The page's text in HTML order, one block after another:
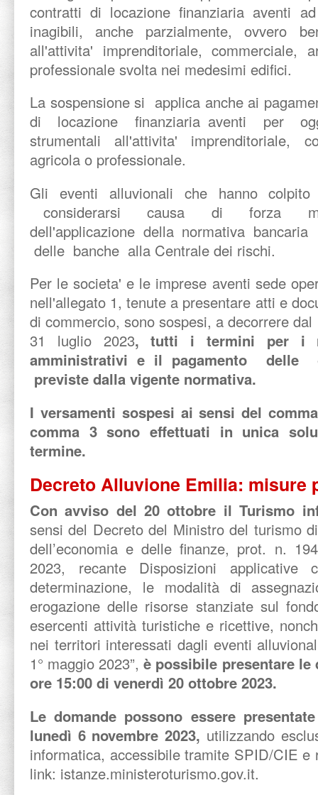
contratti di locazione finanziaria aventi
inagibili, anche parzialmente, ovvero
all'attivita' imprenditoriale,
professionale svolta nei medesimi edifici.
La sospensione si applica anche ai
di locazione finanziaria aventi
strumentali all'attivita' imprenditoriale,
agricola o professionale.
Gli eventi alluvionali che hanno
considerarsi causa di forza
dell'applicazione della normativa
delle banche alla Centrale dei rischi.
Per le societa' e le imprese aventi sede
nell'allegato 1, tenute a presentare atti e
di commercio, sono sospesi, a decorrere
31 luglio 2023, tutti i termini per i
amministrativi e il pagamento delle
previste dalla vigente normativa.
I versamenti sospesi ai sensi del
comma 3 sono effettuati in unica
termine.
Decreto Alluvione Emilia: misure
Con avviso del 20 ottobre il Turismo
sensi del Decreto del Ministro del turismo
dell’economia e delle finanze, prot. n.
2023, recante Disposizioni
determinazione, le modalità di
erogazione delle risorse stanziate sul
esercenti attività turistiche e ricettive,
nei territori interessati dagli eventi
1° maggio 2023”,è possibile presentare le
ore 15:00 di venerdì 20 ottobre 2023.
Le domande possono essere
lunedì 6 novembre 2023, utilizzando
informatica, accessibile tramite SPID/CIE e
link: istanze.ministeroturismo.gov.it.